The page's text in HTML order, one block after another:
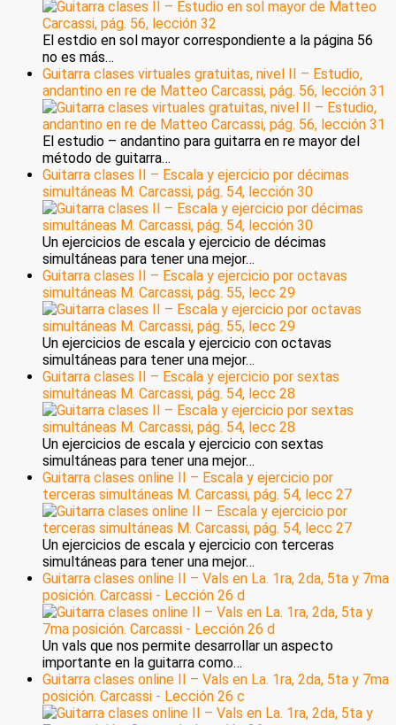
El estdio en sol mayor correspondiente a la página 56
no es más…
Guitarra clases virtuales gratuitas, nivel II – Estudio,
andantino en re de Matteo Carcassi, pág. 56, lección 31
El estudio – andantino para guitarra en re mayor del
método de guitarra…
Guitarra clases II – Escala y ejercicio por décimas
simultáneas M. Carcassi, pág. 54, lección 30
Un ejercicios de escala y ejercicio de décimas
simultáneas para tener una mejor…
Guitarra clases II – Escala y ejercicio por octavas
simultáneas M. Carcassi, pág. 55, lecc 29
Un ejercicios de escala y ejercicio con octavas
simultáneas para tener una mejor…
Guitarra clases II – Escala y ejercicio por sextas
simultáneas M. Carcassi, pág. 54, lecc 28
Un ejercicios de escala y ejercicio con sextas
simultáneas para tener una mejor…
Guitarra clases online II – Escala y ejercicio por
terceras simultáneas M. Carcassi, pág. 54, lecc 27
Un ejercicios de escala y ejercicio con terceras
simultáneas para tener una mejor…
Guitarra clases online II – Vals en La. 1ra, 2da, 5ta y 7ma
posición. Carcassi - Lección 26 d
Un vals que nos permite desarrollar un aspecto
importante en la guitarra como…
Guitarra clases online II – Vals en La. 1ra, 2da, 5ta y 7ma
posición. Carcassi - Lección 26 c